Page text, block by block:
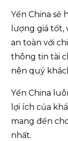
Yến China
lượng giá tốt,
an toàn với
thông tin tài
nên quý
Yến China
lợi ích của
mang đến
nhất.